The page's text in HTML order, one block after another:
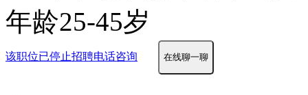
年龄25-45岁
该职位已停止招聘电话咨询 在线聊一聊